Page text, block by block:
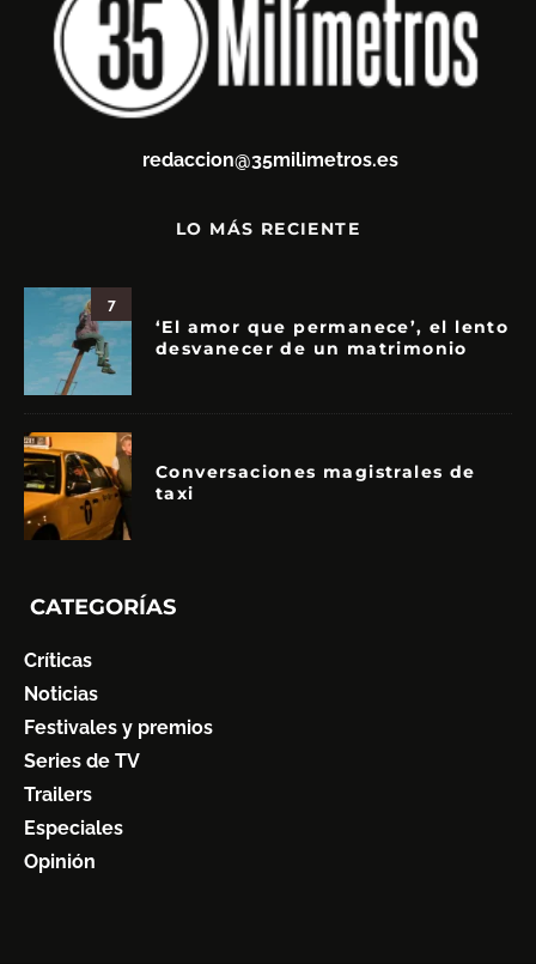
redaccion@35milimetros.es
LO MÁS RECIENTE
7
‘El amor que permanece’, el lento
desvanecer de un matrimonio
Conversaciones magistrales de
taxi
CATEGORÍAS
Críticas
Noticias
Festivales y premios
Series de TV
Trailers
Especiales
Opinión